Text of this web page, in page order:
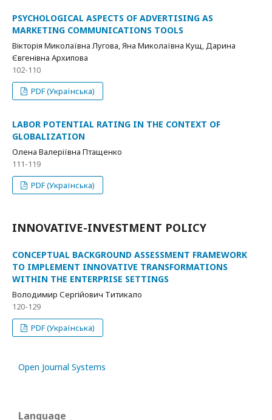
PSYCHOLOGICAL ASPECTS OF ADVERTISING AS
MARKETING COMMUNICATIONS TOOLS
Вікторія Миколаївна Лугова, Яна Миколаївна Кущ, Дарина
Євгенівна Архипова
102-110
PDF (Українська)
LABOR POTENTIAL RATING IN THE CONTEXT OF
GLOBALIZATION
Олена Валеріївна Птащенко
111-119
PDF (Українська)
INNOVATIVE-INVESTMENT POLICY
CONCEPTUAL BACKGROUND ASSESSMENT FRAMEWORK
TO IMPLEMENT INNOVATIVE TRANSFORMATIONS
WITHIN THE ENTERPRISE SETTINGS
Володимир Сергійович Титикало
120-129
PDF (Українська)
Open Journal Systems
Language